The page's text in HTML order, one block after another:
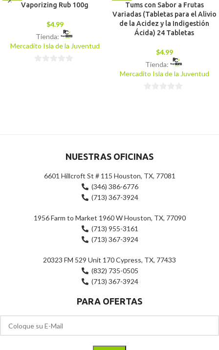
Vaporizing Rub 100g
$4.99
Tienda:
Mercadito Isla de la Juventud
Tums con Sabor a Frutas
Variadas (Tabletas para el Alivio
de la Acidez y la Indigestión
Ácida) 24 Tabletas
$4.99
Tienda:
Mercadito Isla de la Juventud
NUESTRAS OFICINAS
6601 Hillcroft St # 115 Houston, TX, 77081
(346) 386-6776
(713) 367-3924
1956 Farm to Market 1960 W Houston, TX, 77090
(713) 955-3161
(713) 367-3924
20323 FM 529 Unit 170 Cypress, TX, 77433
(832) 735-0505
(713) 367-3924
PARA OFERTAS